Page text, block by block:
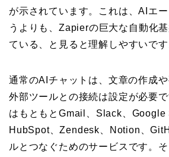
が示されています。これは、AIエ
うよりも、Zapierの巨大な自動化
ている、と見ると理解しやすいです
通常のAIチャットは、文章の作成や
外部ツールとの接続は設定が必要
はもともとGmail、Slack、Google
HubSpot、Zendesk、Notion、
ルとつなぐためのサービスです。